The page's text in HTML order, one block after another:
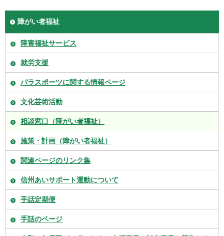
障がい者福祉
障害福祉サービス
就労支援
パラスポーツに関する情報ページ
文化芸術活動
相談窓口（障がい者福祉）
施策・計画（障がい者福祉）
関連ページのリンク集
信州あいサポート運動について
手話定期便
手話のページ